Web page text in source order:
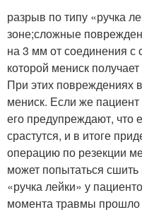
разрыв по типу «ручка
зоне;сложные
на 3 мм от соединения с
которой мениск
При этих повреждениях
мениск. Если же
его предупреждают, что
срастутся, и в итоге
операцию по резекции
может попытаться
«ручка лейки» у
момента травмы прошло